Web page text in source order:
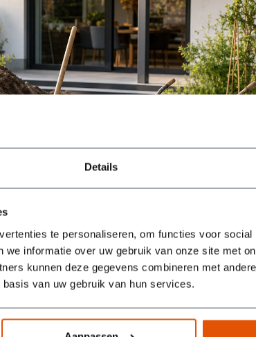
Details
te personaliseren, om functies voor
we informatie over uw gebruik van onze site met
kunnen deze gegevens combineren met
van uw gebruik van hun services.